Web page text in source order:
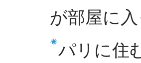
が部屋に
パリに住